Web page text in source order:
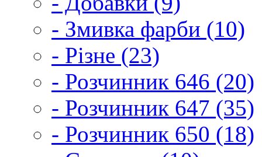
- Змивка фарби (10)
- Різне (23)
- Розчинник 646 (20)
- Розчинник 647 (35)
- Розчинник 650 (18)